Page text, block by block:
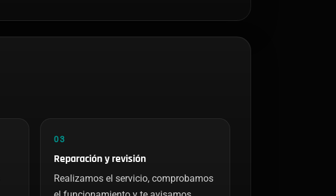
03
Reparación y revisión
Realizamos el servicio, comprobamos